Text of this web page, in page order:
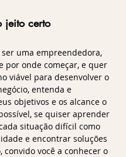
jeito certo
ser uma empreendedora,
por onde começar, e quer
viável para desenvolver o
entenda e
objetivos e os alcance o
se quiser aprender
situação difícil como
e encontrar soluções
convido você a conhecer o